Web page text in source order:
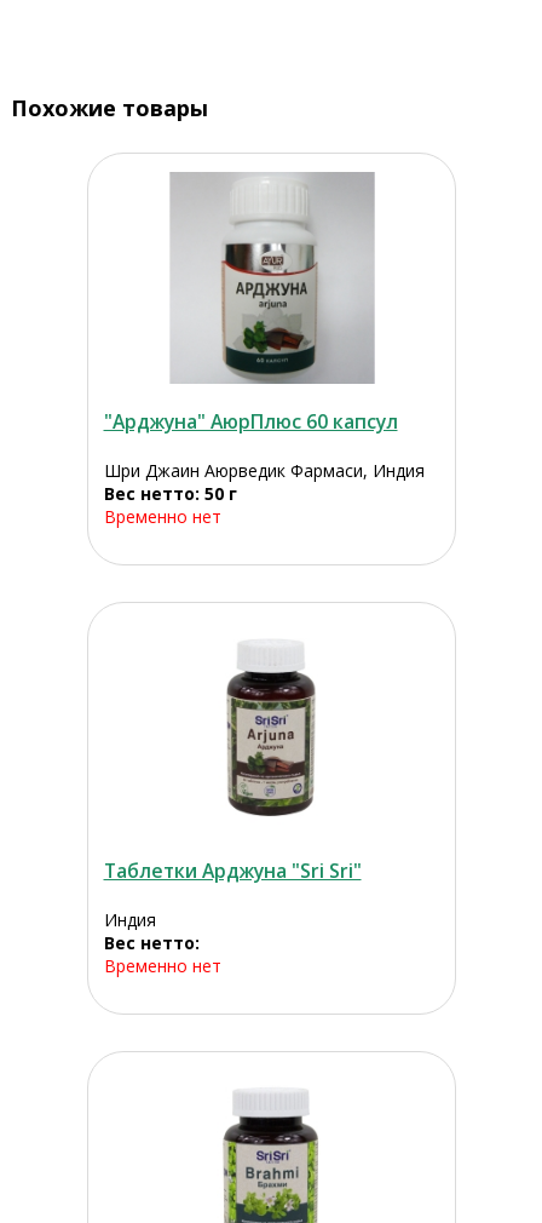
Похожие товары
"Арджуна" АюрПлюс 60 капсул
Шри Джаин Аюрведик Фармаси, Индия
Вес нетто: 50 г
Временно нет
Таблетки Арджуна "Sri Sri"
Индия
Вес нетто:
Временно нет